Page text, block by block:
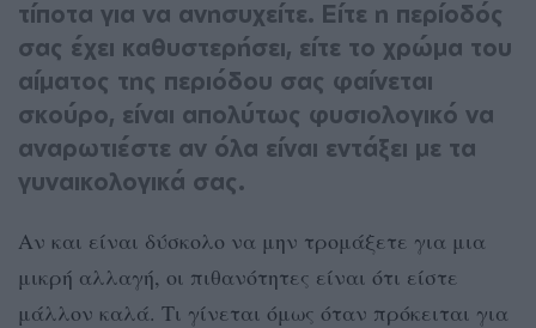
τίποτα για να ανησυχείτε. Είτε η περίοδός
σας έχει καθυστερήσει, είτε το χρώμα του
αίματος της περιόδου σας φαίνεται
σκούρο, είναι απολύτως φυσιολογικό να
αναρωτιέστε αν όλα είναι εντάξει με τα
γυναικολογικά σας.
Αν και είναι δύσκολο να μην τρομάξετε για μια
μικρή αλλαγή, οι πιθανότητες είναι ότι είστε
μάλλον καλά. Τι γίνεται όμως όταν πρόκειται για